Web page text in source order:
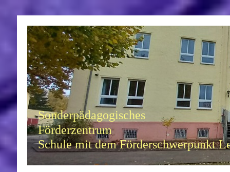
Sonderpädagogisches
Förderzentrum
Schule mit dem Förderschwerpunkt